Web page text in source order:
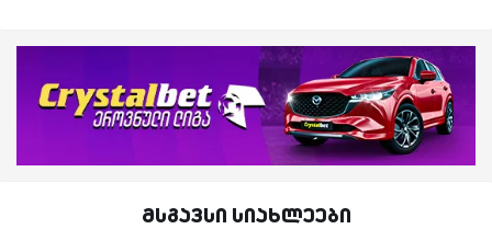
მსგავსი სიახლეები